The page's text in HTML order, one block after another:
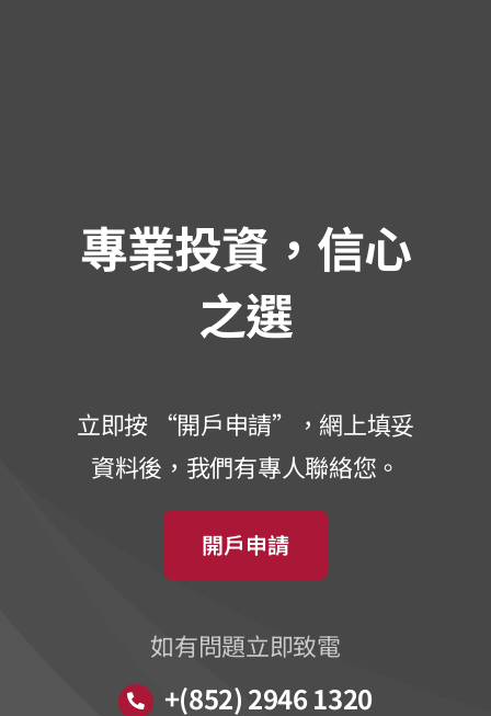
專業投資，信心
之選
立即按 “開戶申請”，網上填妥
資料後，我們有專人聯絡您。
開戶申請
如有問題立即致電
+(852) 2946 1320